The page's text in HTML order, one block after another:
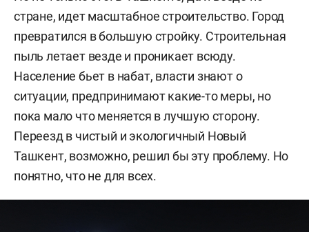
стране, идет масштабное строительство. Город
превратился в большую стройку. Строительная
пыль летает везде и проникает всюду.
Население бьет в набат, власти знают о
ситуации, предпринимают какие-то меры, но
пока мало что меняется в лучшую сторону.
Переезд в чистый и экологичный Новый
Ташкент, возможно, решил бы эту проблему. Но
понятно, что не для всех.